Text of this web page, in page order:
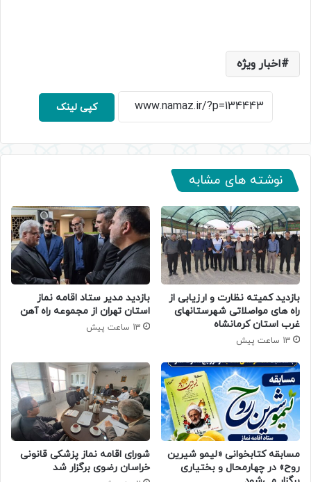
اخبار ویژه
کپی لینک
نوشته های مشابه
بازدید کمیته نظارت و ارزیابی از
راه های مواصلاتی شهرستانهای
غرب استان کرمانشاه
13 ساعت پیش
بازدید مدیر ستاد اقامه نماز
استان تهران از مجموعه راه آهن
13 ساعت پیش
مسابقه کتابخوانی «لیمو شیرین
روح» در چهارمحال و بختیاری
شورای اقامه نماز پزشکی قانونی
خراسان رضوی برگزار شد